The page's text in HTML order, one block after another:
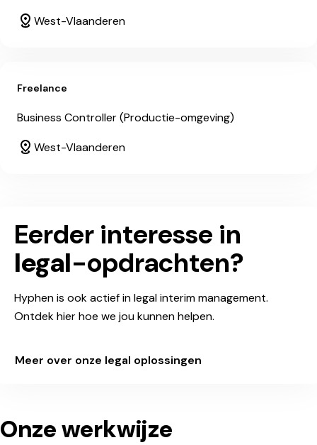
West-Vlaanderen
Freelance
Business Controller (Productie-omgeving)
West-Vlaanderen
Eerder interesse in
legal-opdrachten?
Hyphen is ook actief in legal interim management.
Ontdek hier hoe we jou kunnen helpen.
Meer over onze legal oplossingen
Onze werkwijze